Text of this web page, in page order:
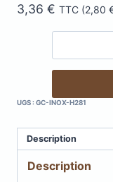
3,36 € TTC (2,80
UGS :GC-INOX-H281
Description
Description